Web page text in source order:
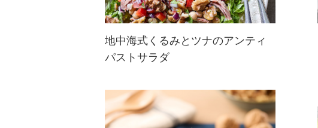
富なくるみやツナ、ひよこ豆、みじ
ん切り野菜がたっぷり乗った地中海
式サラダ。毎日の食事やパーティー
地中海式くるみとツナのアンティ
パストサラダ